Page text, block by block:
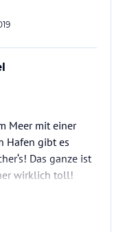
Meer mit einer
Hafen gibt es
Das ganze ist
wirklich toll!
Händchen für